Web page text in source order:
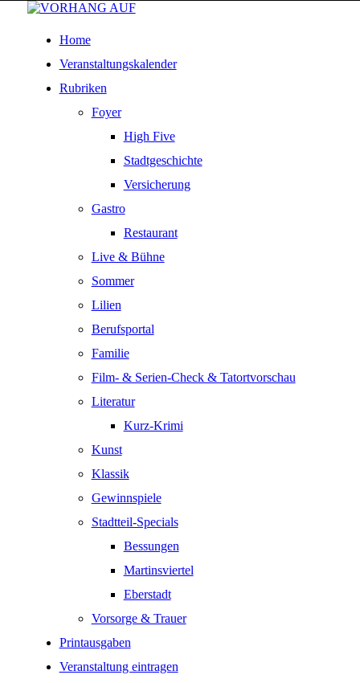
Home
Veranstaltungskalender
Rubriken
Foyer
High Five
Stadtgeschichte
Versicherung
Gastro
Restaurant
Live & Bühne
Sommer
Lilien
Berufsportal
Familie
Film- & Serien-Check & Tatortvorschau
Literatur
Kurz-Krimi
Kunst
Klassik
Gewinnspiele
Stadtteil-Specials
Bessungen
Martinsviertel
Eberstadt
Vorsorge & Trauer
Printausgaben
Veranstaltung eintragen